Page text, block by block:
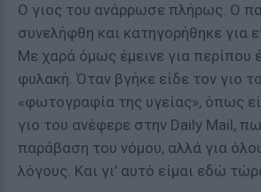
Ο γιος του ανάρρωσε πλήρως. Ο
συνελήφθη και κατηγορήθηκε για
Με χαρά όμως έμεινε για περίπου
φυλακή. Όταν βγήκε είδε τον γιο
«φωτογραφία της υγείας», όπως
γιο του ανέφερε στην Daily Mail,
παράβαση του νόμου, αλλά για
λόγους. Και γι’ αυτό είμαι εδώ